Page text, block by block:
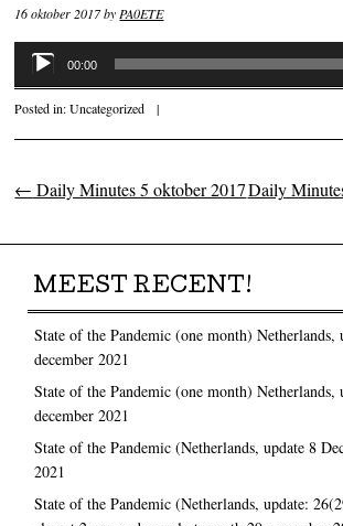
16 oktober 2017byPA0ETE
Audiospeler
00:00
Posted in:Uncategorized |
Post navigation
← Daily Minutes 5 oktober 2017Daily
MEEST RECENT!
State of the Pandemic (one month) Netherlands,
december 2021
State of the Pandemic (one month) Netherlands,
december 2021
State of the Pandemic (Netherlands, update 8
2021
State of the Pandemic (Netherlands, update: